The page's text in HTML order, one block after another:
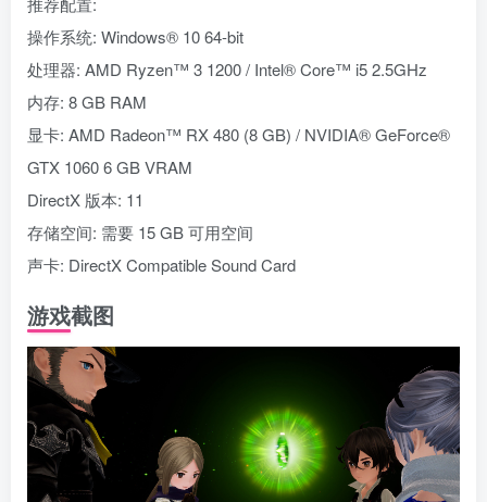
操作系统: Windows® 10 64-bit
处理器: AMD Ryzen™ 3 1200 / Intel® Core™ i5 2.5GHz
内存: 8 GB RAM
显卡: AMD Radeon™ RX 480 (8 GB) / NVIDIA® GeForce®
GTX 1060 6 GB VRAM
DirectX 版本: 11
存储空间: 需要 15 GB 可用空间
声卡: DirectX Compatible Sound Card
游戏截图